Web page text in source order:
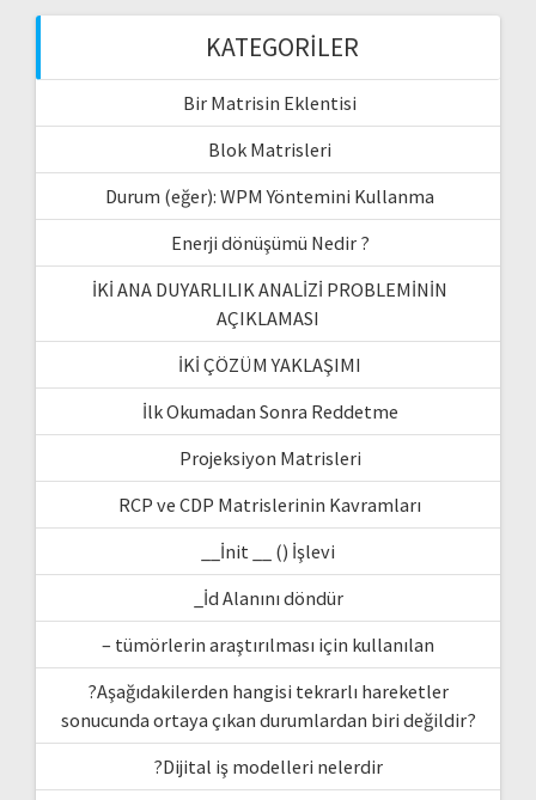
KATEGORILER
Bir Matrisin Eklentisi
Blok Matrisleri
Durum (eğer): WPM Yöntemini Kullanma
Enerji dönüşümü Nedir ?
İKİ ANA DUYARLILIK ANALİZİ PROBLEMİNİN
AÇIKLAMASI
İKİ ÇÖZÜM YAKLAŞIMI
İlk Okumadan Sonra Reddetme
Projeksiyon Matrisleri
RCP ve CDP Matrislerinin Kavramları
__İnit __ () İşlevi
_İd Alanını döndür
– tümörlerin araştırılması için kullanılan
?Aşağıdakilerden hangisi tekrarlı hareketler
sonucunda ortaya çıkan durumlardan biri değildir?
?Dijital iş modelleri nelerdir